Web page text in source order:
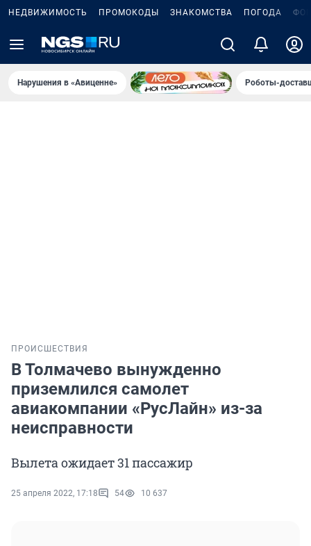
НЕДВИЖИМОСТЬ ПРОМОКОДЫ ЗНАКОМСТВА ПОГОДА
Нарушения в «Авиценне» Роботы-
ПРОИСШЕСТВИЯ
В Толмачево вынужденно
приземлился самолет
авиакомпании «РусЛайн» из-за
неисправности
Вылета ожидает 31 пассажир
25 апреля 2022, 17:18 54 10 637